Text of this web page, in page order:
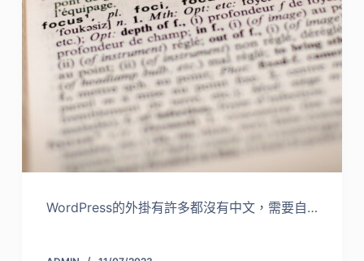
WordPress的外掛有許多都沒有中文，需要自…